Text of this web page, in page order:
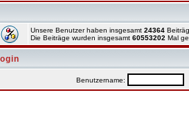
Unsere Benutzer haben insgesamt 24364
Die Beiträge wurden insgesamt 60553202 Mal
Benutzername: